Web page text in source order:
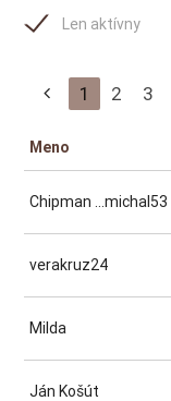
Len aktívny
1 2 3
Meno
Chipman ...michal53
verakruz24
Milda
Ján Košút